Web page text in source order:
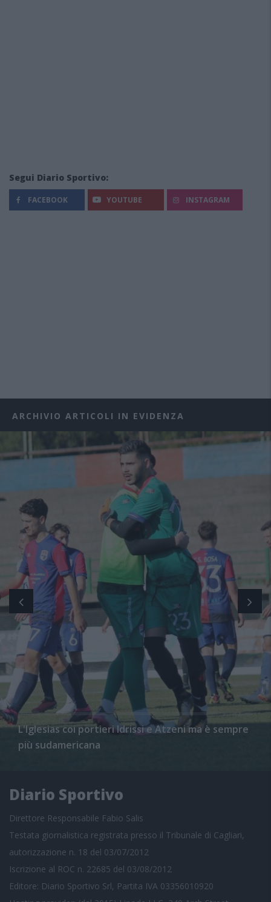
Segui Diario Sportivo:
FACEBOOK YOUTUBE INSTAGRAM
ARCHIVIO ARTICOLI IN EVIDENZA
L'Iglesias coi portieri Idrissi e Atzeni ma è sempre
più sudamericana
Diario Sportivo
Direttore Responsabile Fabio Salis
Testata giornalistica registrata presso il Tribunale di Cagliari,
autorizzazione n. 18 del 03/07/2012
Iscrizione al ROC n. 22685 del 03/08/2012
Editore: Diario Sportivo Srl, Partita IVA 03356010920